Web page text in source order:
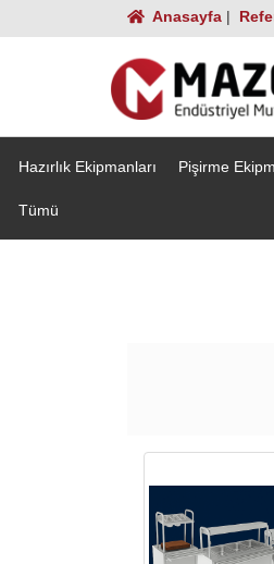
Anasayfa |
Hazırlık Ekipmanları Pişirme
Tümü